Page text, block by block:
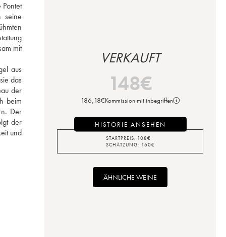
seine
mit
aus
das
der
beim
Der
der
und
VERKAUFT
148€
186,18€Kommission mit inbegriffen
HISTORIE ANSEHEN
STARTPREIS: 108€
SCHÄTZUNG: 160€
ÄHNLICHE WEINE